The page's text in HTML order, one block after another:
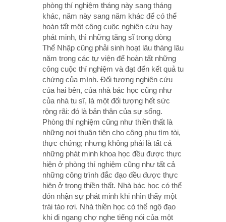
phòng thí nghiệm tháng này sang tháng
khác, năm này sang năm khác để có thể
hoàn tất một công cuộc nghiên cứu hay
phát minh, thì những tăng sĩ trong dòng
Thể Nhập cũng phải sinh hoạt lâu tháng lâu
năm trong các tự viện để hoàn tất những
công cuộc thí nghiệm và đạt đến kết quả tu
chứng của mình. Đối tượng nghiên cứu
của hai bên, của nhà bác học cũng như
của nhà tu sĩ, là một đối tượng hết sức
rộng rãi: đó là bản thân của sự sống.
Phòng thí nghiệm cũng như thiền thất là
những nơi thuận tiện cho công phu tìm tòi,
thực chứng; nhưng không phải là tất cả
những phát minh khoa học đều được thực
hiện ở phòng thí nghiệm cũng như tất cả
những công trình đắc đạo đều được thực
hiện ở trong thiền thất. Nhà bác học có thể
đón nhận sự phát minh khi nhìn thấy một
trái táo rơi. Nhà thiền học có thể ngộ đạo
khi đi ngang chợ nghe tiếng nói của một